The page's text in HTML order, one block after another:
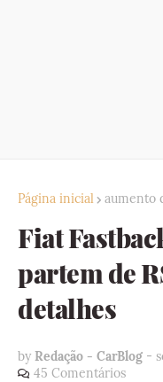
Página inicial aumento
Fiat
partem de
detalhes
by Redação - CarBlog -
45 Comentários